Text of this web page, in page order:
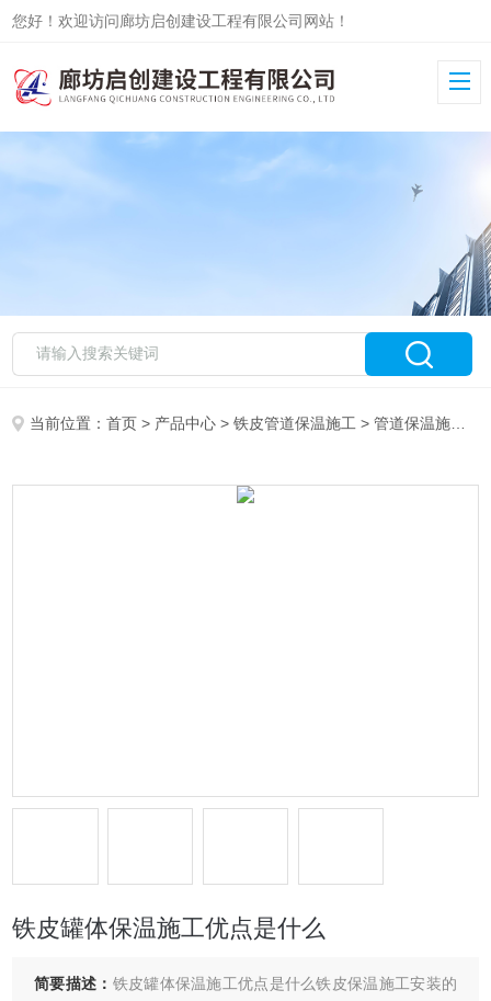
您好！欢迎访问廊坊启创建设工程有限公司网站！
当前位置：首页 > 产品中心 >铁皮管道保温施工 >管道保温施工队
铁皮罐体保温施工优点是什么
简要描述： 铁皮罐体保温施工优点是什么铁皮保温施工安装的